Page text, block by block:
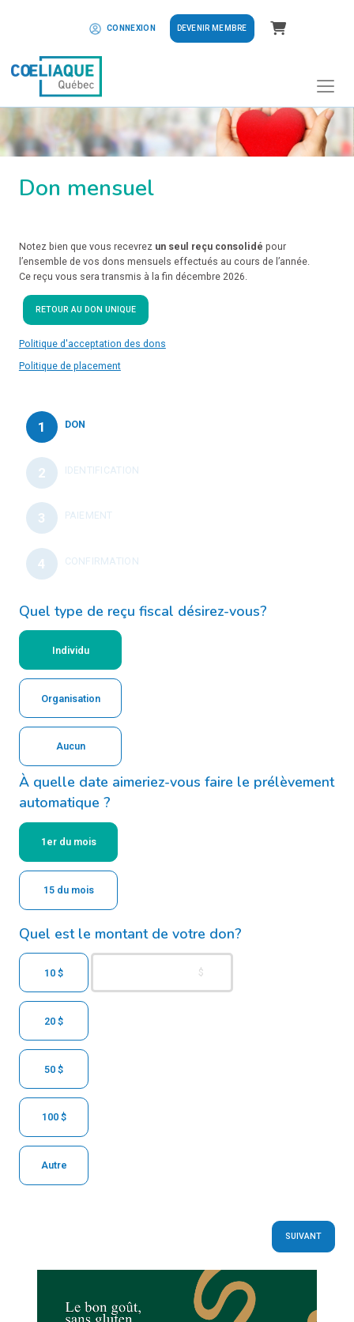
DEVENIR MEMBRE
CONNEXION Panier
Don mensuel
Notez bien que vous recevrez un seul reçu consolidé pour
l’ensemble de vos dons mensuels effectués au cours de l’année.
Ce reçu vous sera transmis à la fin décembre 2026.
RETOUR AU DON UNIQUE
Politique d'acceptation des dons
Politique de placement
DON
IDENTIFICATION
PAIEMENT
CONFIRMATION
Quel type de reçu fiscal désirez-vous?
Individu
Organisation
Aucun
À quelle date aimeriez-vous faire le prélèvement
automatique ?
1er du mois
15 du mois
Quel est le montant de votre don?
10 $
20 $
50 $
100 $
Autre